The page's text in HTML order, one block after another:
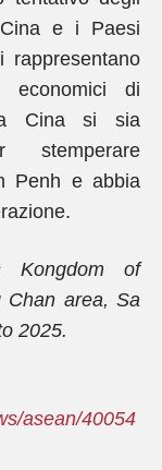
e i Paesi
rappresentano
economici di
Cina si sia
stemperare
Penh e abbia
of
Chan area, Sa
2025.
asean/40054